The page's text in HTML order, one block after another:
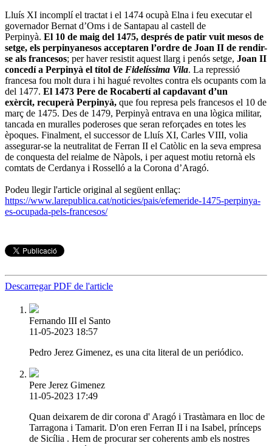
Lluís XI incomplí el tractat i el 1474 ocupà Elna i feu executar el
governador Bernat d’Oms i de Santapau al castell de
Perpinyà. El 10 de maig del 1475, després de patir vuit mesos de
setge, els perpinyanesos acceptaren l’ordre de Joan II de rendir-
se als francesos; per haver resistit aquest llarg i penós setge, Joan II
concedí a Perpinyà el títol de Fidelíssima Vila. La repressió
francesa fou molt dura i hi hagué revoltes contra els ocupants com la
del 1477. El 1473 Pere de Rocabertí al capdavant d’un
exèrcit, recuperà Perpinyà, que fou represa pels francesos el 10 de
març de 1475. Des de 1479, Perpinyà entrava en una lògica militar,
tancada en muralles poderoses que seran reforçades en totes les
èpoques. Finalment, el successor de Lluís XI, Carles VIII, volia
assegurar-se la neutralitat de Ferran II el Catòlic en la seva empresa
de conquesta del reialme de Nàpols, i per aquest motiu retornà els
comtats de Cerdanya i Rosselló a la Corona d’Aragó.
Podeu llegir l'article original al següent enllaç:
https://www.larepublica.cat/noticies/pais/efemeride-1475-perpinya-
es-ocupada-pels-francesos/
Descarregar PDF de l'article
Fernando III el Santo
11-05-2023 18:57
Pedro Jerez Gimenez, es una cita literal de un periódico.
Pere Jerez Gimenez
11-05-2023 17:49
Quan deixarem de dir corona d' Aragó i Trastàmara en lloc de
Tarragona i Tamarit. D'on eren Ferran II i na Isabel, prínceps
de Sicília . Hem de procurar ser coherents amb els nostres